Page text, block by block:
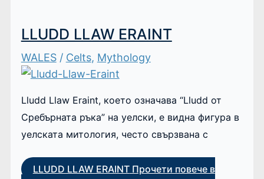
LLUDD LLAW ERAINT
WALES/ Celts, Mythology
Lludd Llaw Eraint, което означава “Lludd от
Сребърната ръка” на уелски, е видна фигура в
уелската митология, често свързвана с
LLUDD LLAW ERAINTПрочети повече в